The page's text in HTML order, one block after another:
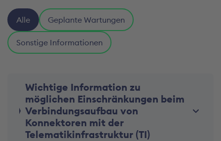
Alle Geplante Wartungen
Sonstige Informationen
Wichtige Information zu
möglichen Einschränkungen beim
Verbindungsaufbau von
Konnektoren mit der
Telematikinfrastruktur (TI)